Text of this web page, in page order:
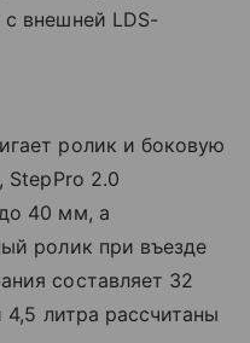
внешней LDS-
ролик и боковую
StepPro 2.0
40 мм, а
ролик при въезде
составляет 32
литра рассчитаны